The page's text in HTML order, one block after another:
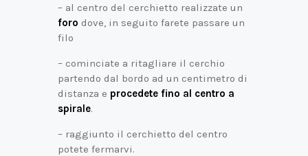
– al centro del cerchietto realizzate un
foro dove, in seguito farete passare un
filo
– cominciate a ritagliare il cerchio
partendo dal bordo ad un centimetro di
distanza e procedete fino al centro a
spirale.
– raggiunto il cerchietto del centro
potete fermarvi.